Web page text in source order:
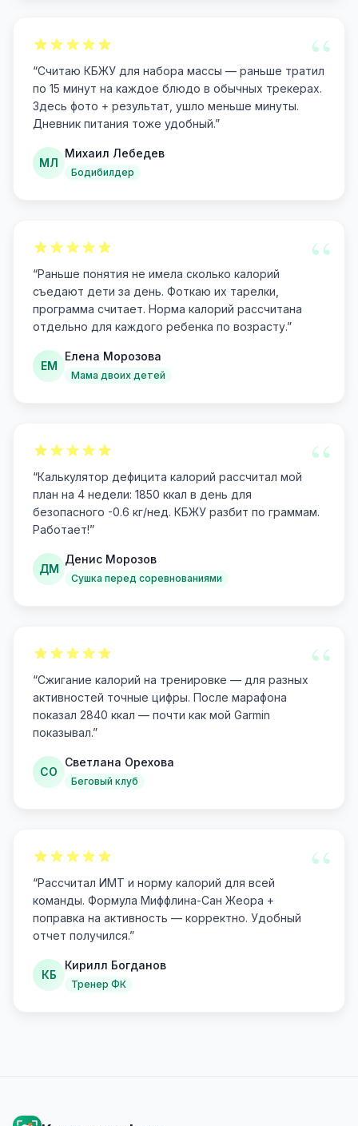
“
“Считаю КБЖУ для набора массы — раньше тратил
по 15 минут на каждое блюдо в обычных трекерах.
Здесь фото + результат, ушло меньше минуты.
Дневник питания тоже удобный.”
МЛ
Михаил Лебедев
Бодибилдер
“
“Раньше понятия не имела сколько калорий
съедают дети за день. Фоткаю их тарелки,
программа считает. Норма калорий рассчитана
отдельно для каждого ребенка по возрасту.”
ЕМ
Елена Морозова
Мама двоих детей
“
“Калькулятор дефицита калорий рассчитал мой
план на 4 недели: 1850 ккал в день для
безопасного -0.6 кг/нед. КБЖУ разбит по граммам.
Работает!”
ДМ
Денис Морозов
Сушка перед соревнованиями
“
“Сжигание калорий на тренировке — для разных
активностей точные цифры. После марафона
показал 2840 ккал — почти как мой Garmin
показывал.”
СО
Светлана Орехова
Беговый клуб
“
“Рассчитал ИМТ и норму калорий для всей
команды. Формула Миффлина-Сан Жеора +
поправка на активность — корректно. Удобный
отчет получился.”
КБ
Кирилл Богданов
Тренер ФК